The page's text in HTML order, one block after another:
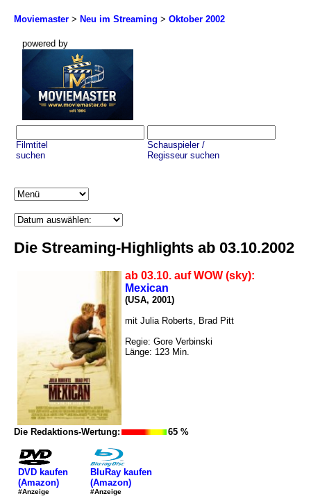
Moviemaster > Neu im Streaming > Oktober 2002
powered by
Filmtitel
suchen
Schauspieler /
Regisseur suchen
Die Streaming-Highlights ab 03.10.2002
ab 03.10. auf WOW (sky):
Mexican
(USA, 2001)
mit Julia Roberts, Brad Pitt
Regie: Gore Verbinski
Länge: 123 Min.
Die Redaktions-Wertung: 65 %
DVD kaufen
(Amazon)
#Anzeige
BluRay kaufen
(Amazon)
#Anzeige